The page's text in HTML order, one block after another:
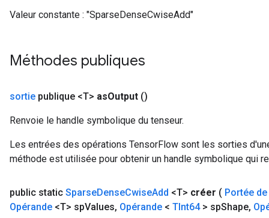
Valeur constante : "SparseDenseCwiseAdd"
Méthodes publiques
sortie publique <T> asOutput ()
Renvoie le handle symbolique du tenseur.
Les entrées des opérations TensorFlow sont les sorties
méthode est utilisée pour obtenir un handle symbolique qui
public static SparseDenseCwiseAdd <T> créer ( Portée
Opérande <T> spValues, Opérande < TInt64> spShape,